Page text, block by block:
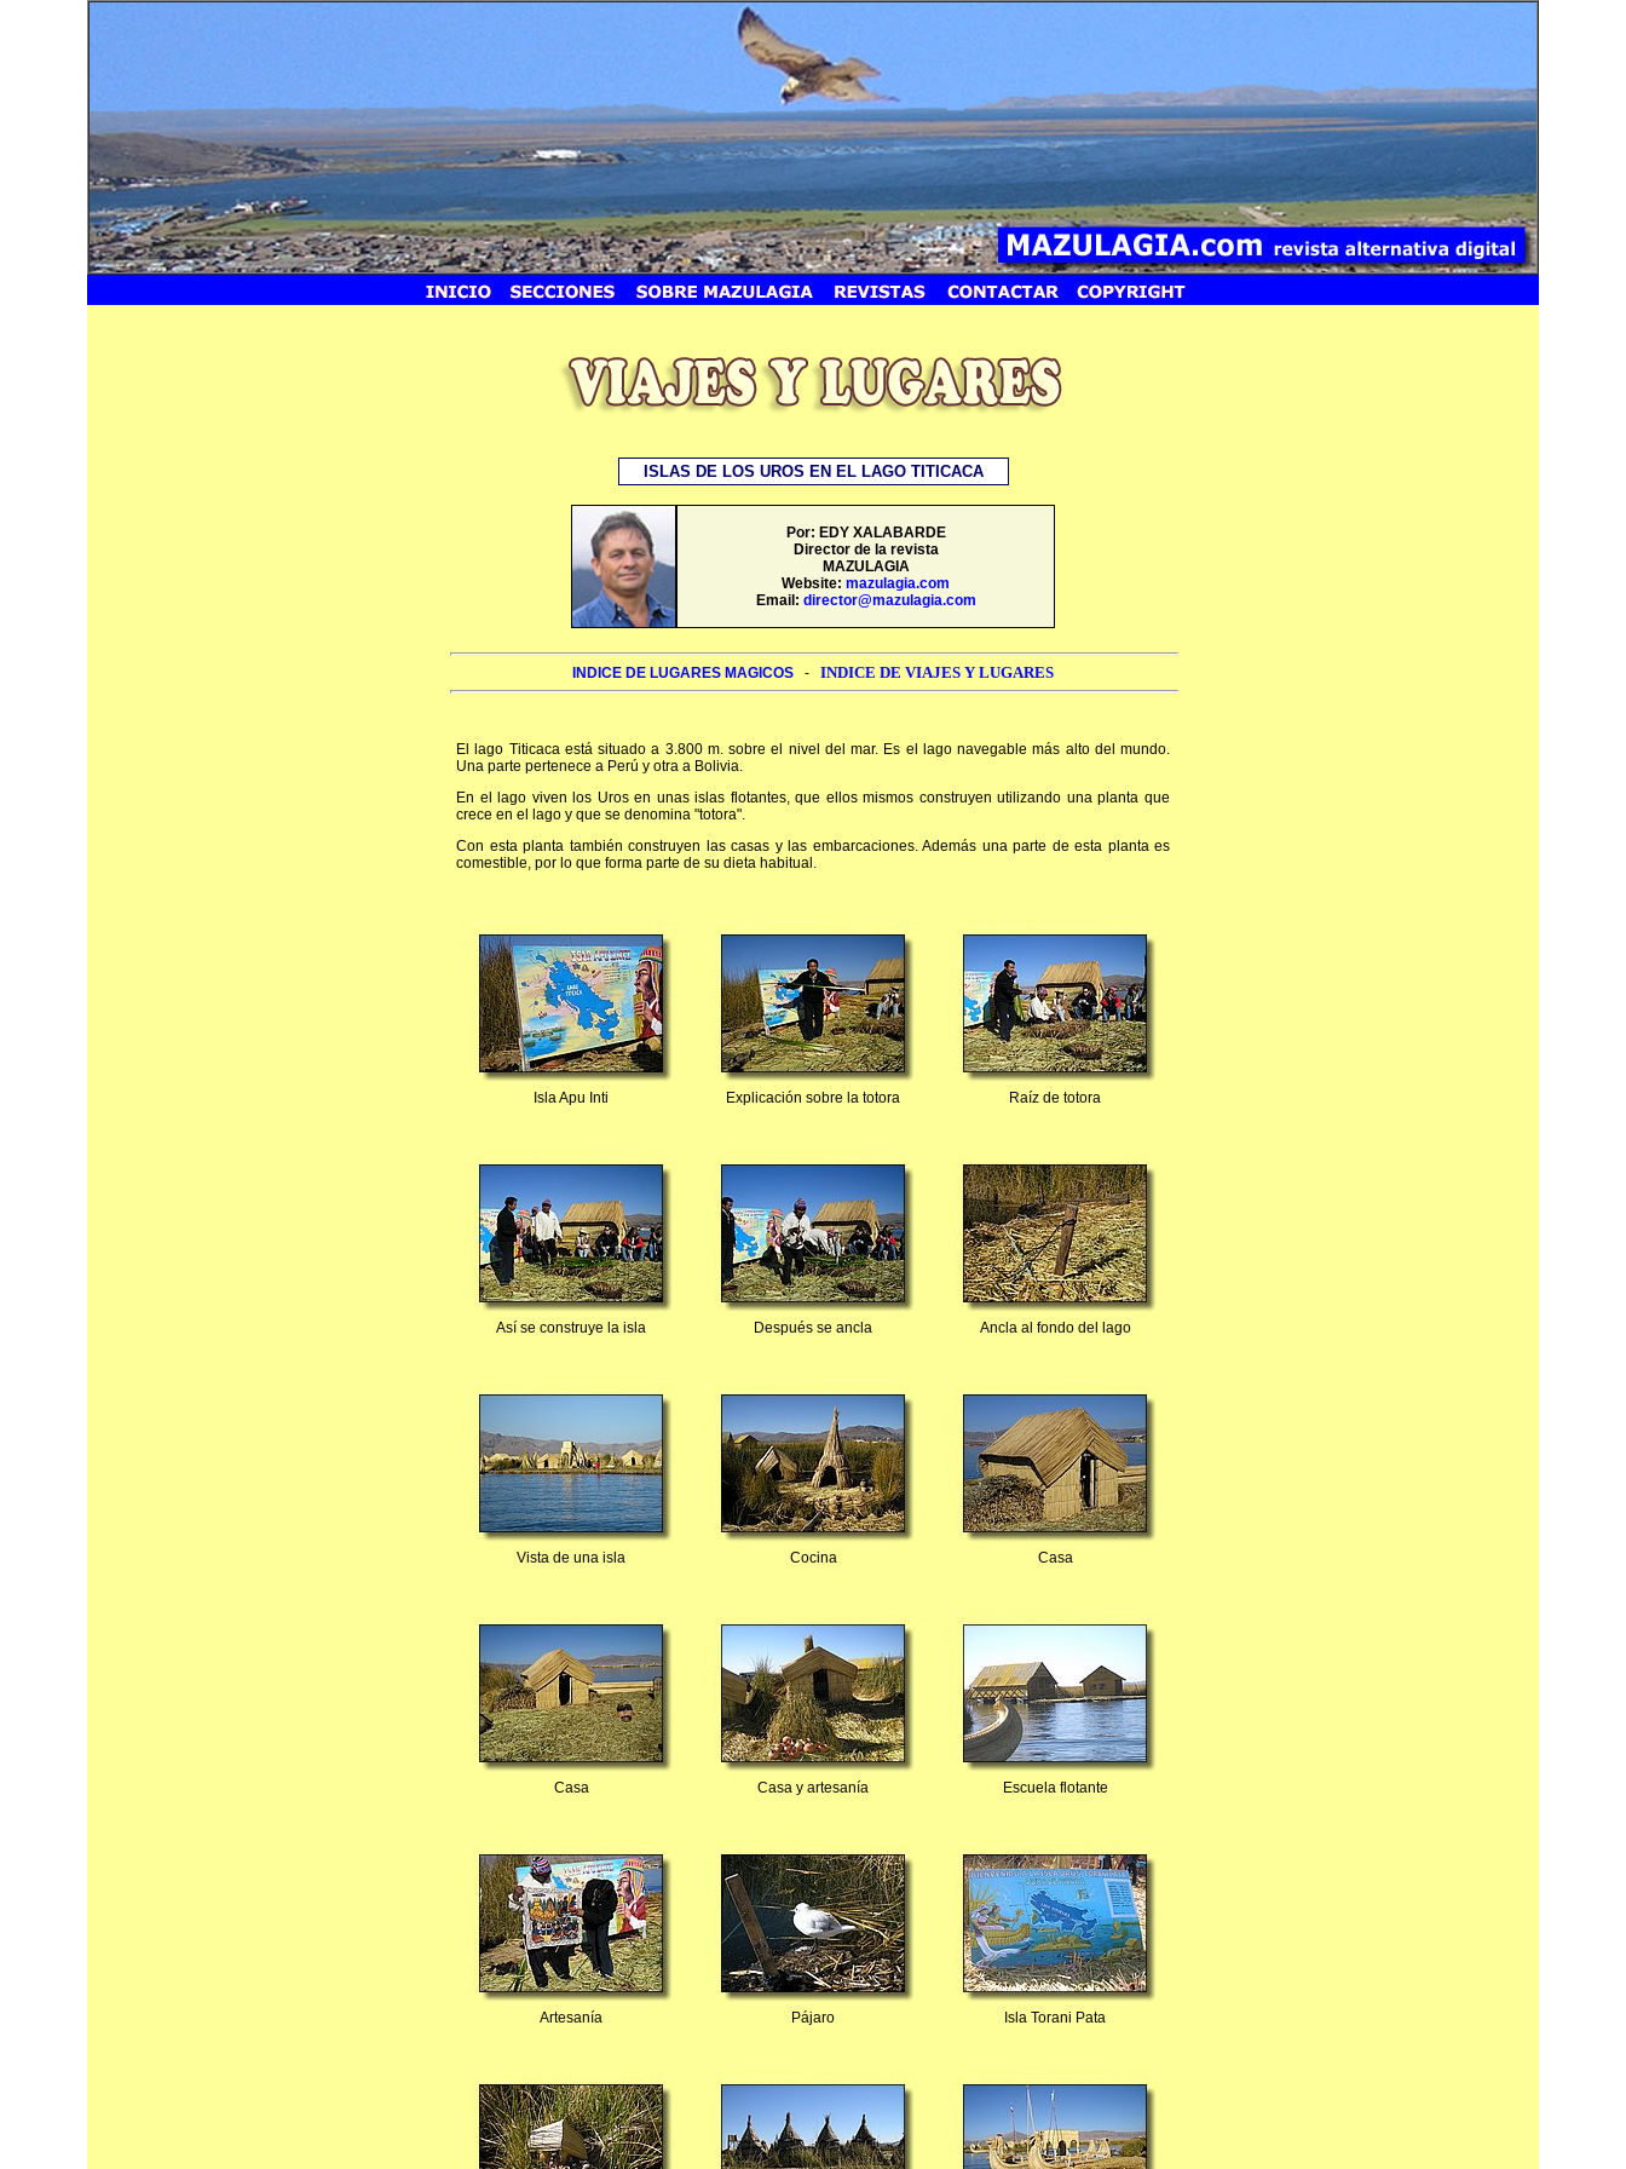
ISLAS DE LOS UROS EN EL LAGO TITICACA
Por: EDY XALABARDE
Director de la revista
MAZULAGIA
Website: mazulagia.com
Email: director@mazulagia.com
INDICE DE LUGARES MAGICOS - INDICE DE VIAJES Y LUGARES
El lago Titicaca está situado a 3.800 m. sobre el nivel del mar. Es el lago navegable más alto del mundo.
Una parte pertenece a Perú y otra a Bolivia.
En el lago viven los Uros en unas islas flotantes, que ellos mismos construyen utilizando una planta que
crece en el lago y que se denomina "totora".
Con esta planta también construyen las casas y las embarcaciones. Además una parte de esta planta es
comestible, por lo que forma parte de su dieta habitual.
Isla Apu Inti Explicación sobre la totora Raíz de totora
Así se construye la isla Después se ancla Ancla al fondo del lago
Vista de una isla Cocina Casa
Casa Casa y artesanía Escuela flotante
Artesanía Pájaro Isla Torani Pata